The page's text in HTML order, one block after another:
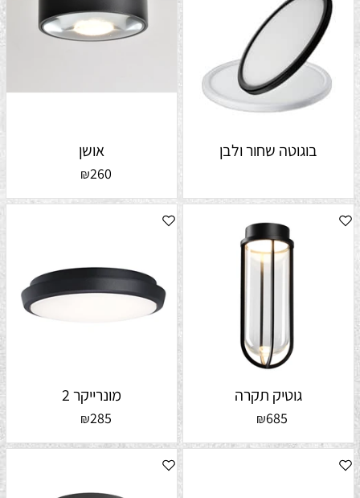
בוגוטה שחור ולבן אושן
₪260
גוטיק תקרה
₪685
מונרייקר 2
₪285